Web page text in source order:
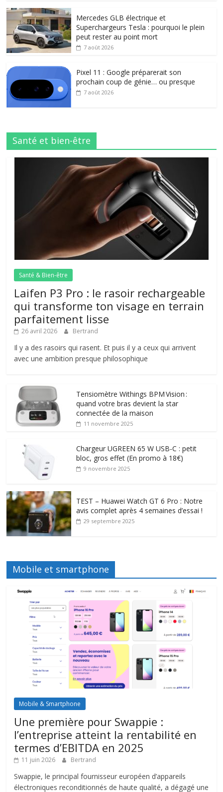
Mercedes GLB électrique et
Superchargeurs Tesla : pourquoi le plein
peut rester au point mort
7 août 2026
Pixel 11 : Google préparerait son
prochain coup de génie… ou presque
7 août 2026
Santé et bien-être
Santé & Bien-être
Laifen P3 Pro : le rasoir rechargeable
qui transforme ton visage en terrain
parfaitement lisse
26 avril 2026 Bertrand
Il y a des rasoirs qui rasent. Et puis il y a ceux qui arrivent
avec une ambition presque philosophique
Tensiomètre Withings BPM Vision :
quand votre bras devient la star
connectée de la maison
11 novembre 2025
Chargeur UGREEN 65 W USB-C : petit
bloc, gros effet (En promo à 18€)
9 novembre 2025
TEST – Huawei Watch GT 6 Pro : Notre
avis complet après 4 semaines d’essai !
29 septembre 2025
Mobile et smartphone
Mobile & Smartphone
Une première pour Swappie :
l’entreprise atteint la rentabilité en
termes d’EBITDA en 2025
11 juin 2026 Bertrand
Swappie, le principal fournisseur européen d’appareils
électroniques reconditionnés de haute qualité, a dégagé une